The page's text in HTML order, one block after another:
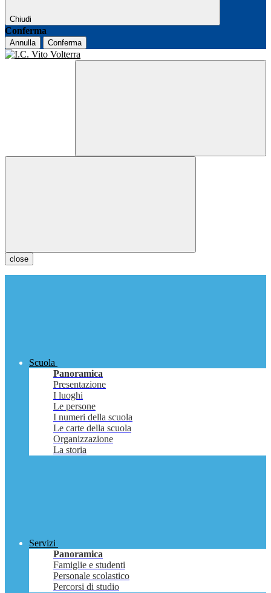
Chiudi
Conferma
Annulla Conferma
close
Scuola
Panoramica
Presentazione
I luoghi
Le persone
I numeri della scuola
Le carte della scuola
Organizzazione
La storia
Servizi
Panoramica
Famiglie e studenti
Personale scolastico
Percorsi di studio